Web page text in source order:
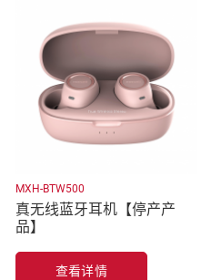
MXH-BTW500
真无线蓝牙耳机【停产产
品】
查看详情